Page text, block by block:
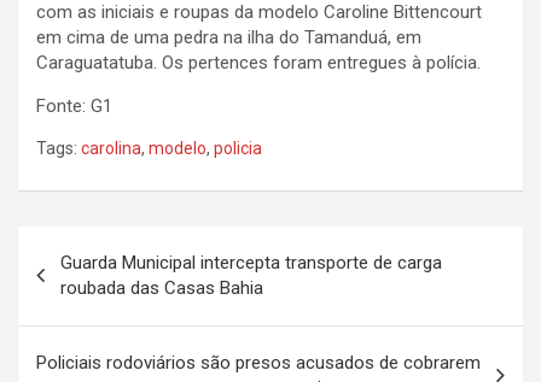
com as iniciais e roupas da modelo Caroline Bittencourt
em cima de uma pedra na ilha do Tamanduá, em
Caraguatatuba. Os pertences foram entregues à polícia.
Fonte: G1
Tags: carolina, modelo, policia
v
Guarda Municipal intercepta transporte de carga
roubada das Casas Bahia
Policiais rodoviários são presos acusados de cobrarem